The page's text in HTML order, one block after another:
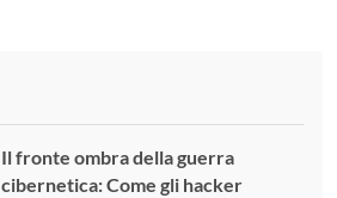
Il fronte ombra della guerra
cibernetica: Come gli hacker